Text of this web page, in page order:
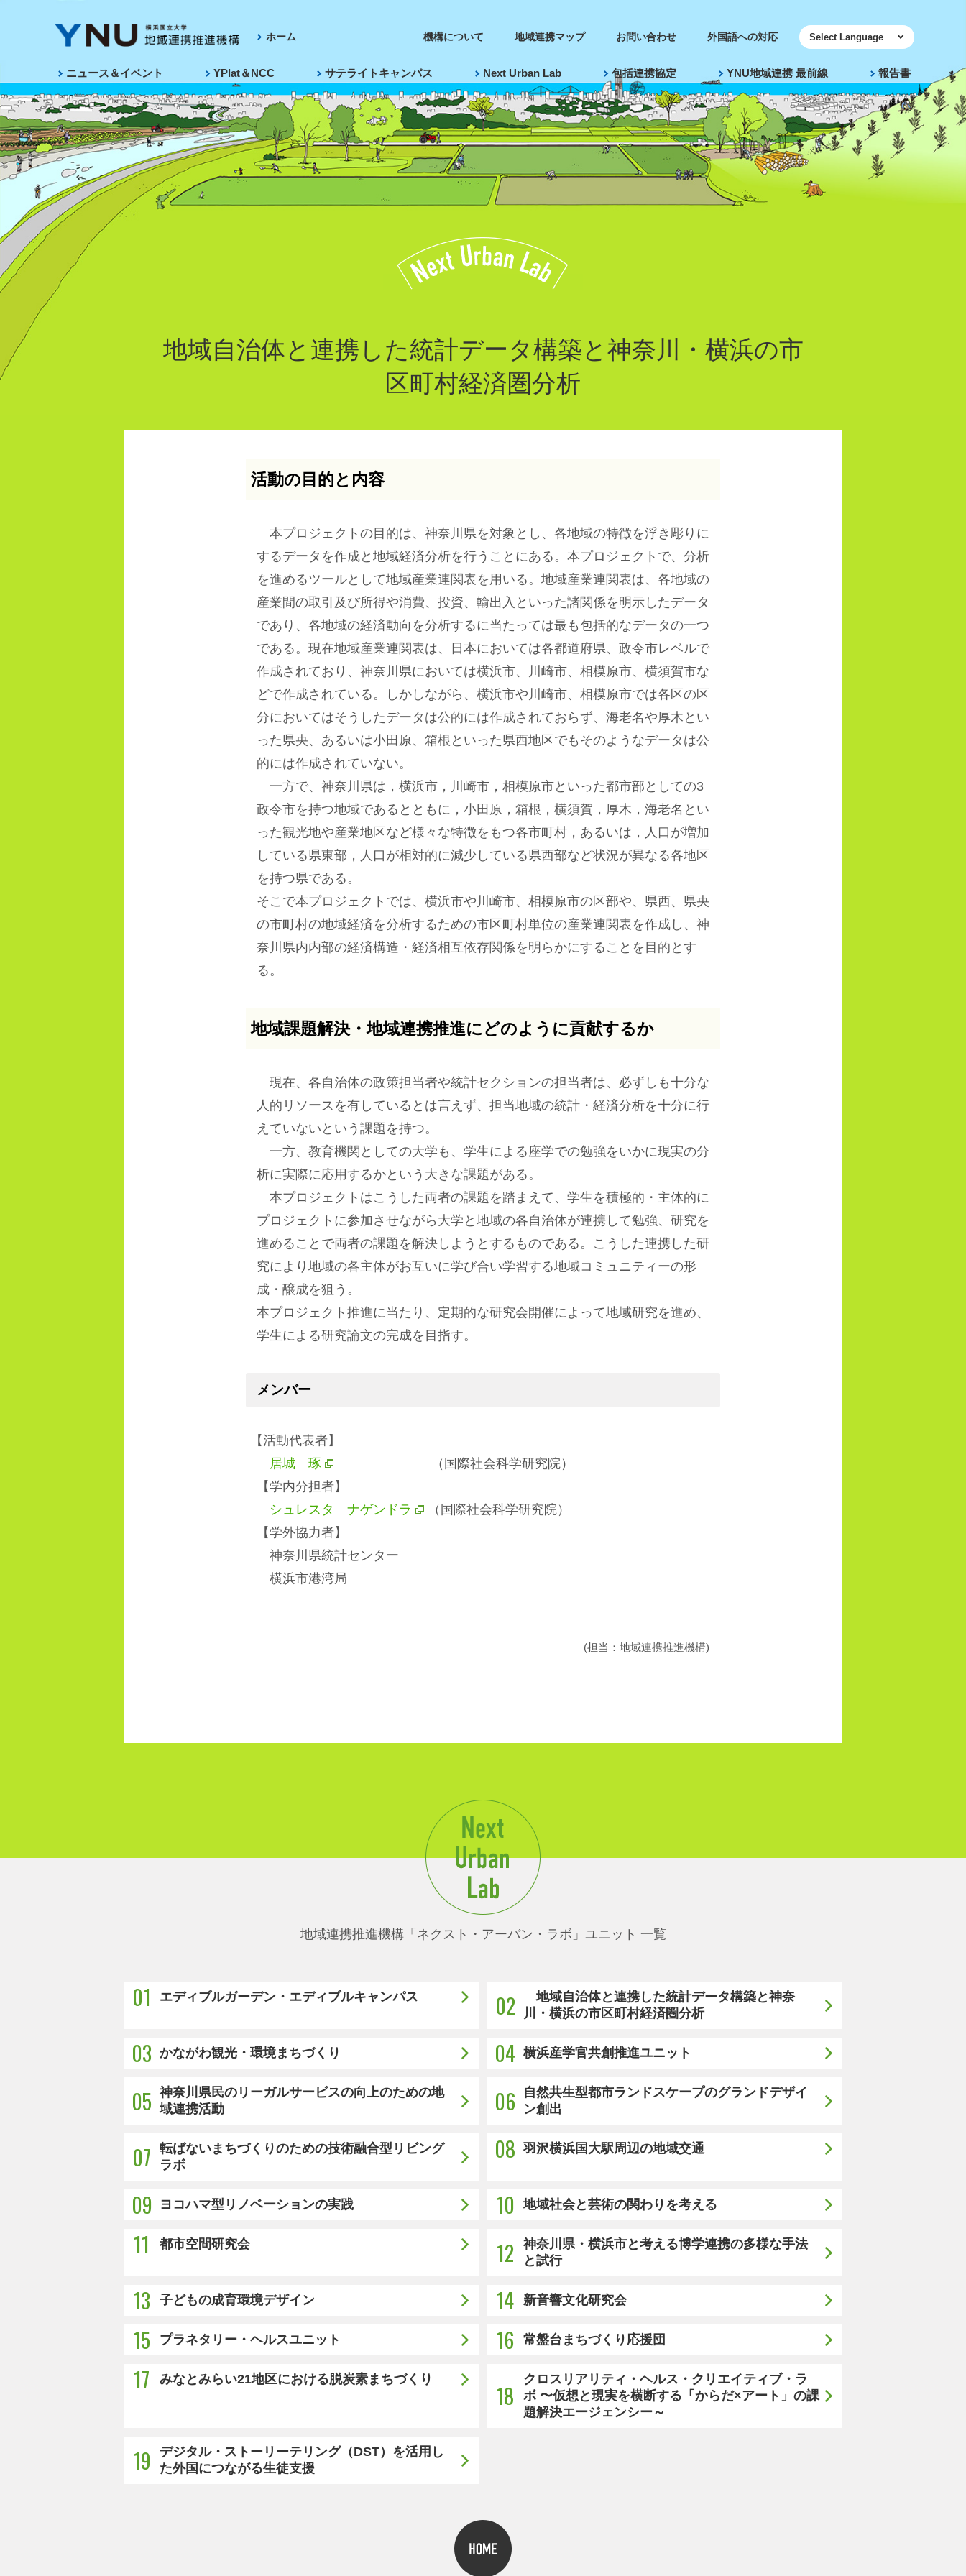
ニュース＆イベント YPlat＆NCC サテライトキャンパス Next Urban Lab 包括連携協定 YNU地域連携 最前線 報告書
ホーム 機構について 地域連携マップ お問い合わせ 外国語への対応
地域自治体と連携した統計データ構築と神奈川・横浜の市
区町村経済圏分析
活動の目的と内容
本プロジェクトの目的は、神奈川県を対象とし、各地域の特徴を浮き彫りに
するデータを作成と地域経済分析を行うことにある。本プロジェクトで、分析
を進めるツールとして地域産業連関表を用いる。地域産業連関表は、各地域の
産業間の取引及び所得や消費、投資、輸出入といった諸関係を明示したデータ
であり、各地域の経済動向を分析するに当たっては最も包括的なデータの一つ
である。現在地域産業連関表は、日本においては各都道府県、政令市レベルで
作成されており、神奈川県においては横浜市、川崎市、相模原市、横須賀市な
どで作成されている。しかしながら、横浜市や川崎市、相模原市では各区の区
分においてはそうしたデータは公的には作成されておらず、海老名や厚木とい
った県央、あるいは小田原、箱根といった県西地区でもそのようなデータは公
的には作成されていない。
一方で、神奈川県は，横浜市，川崎市，相模原市といった都市部としての3
政令市を持つ地域であるとともに，小田原，箱根，横須賀，厚木，海老名とい
った観光地や産業地区など様々な特徴をもつ各市町村，あるいは，人口が増加
している県東部，人口が相対的に減少している県西部など状況が異なる各地区
を持つ県である。
そこで本プロジェクトでは、横浜市や川崎市、相模原市の区部や、県西、県央
の市町村の地域経済を分析するための市区町村単位の産業連関表を作成し、神
奈川県内内部の経済構造・経済相互依存関係を明らかにすることを目的とす
る。
地域課題解決・地域連携推進にどのように貢献するか
現在、各自治体の政策担当者や統計セクションの担当者は、必ずしも十分な
人的リソースを有しているとは言えず、担当地域の統計・経済分析を十分に行
えていないという課題を持つ。
一方、教育機関としての大学も、学生による座学での勉強をいかに現実の分
析に実際に応用するかという大きな課題がある。
本プロジェクトはこうした両者の課題を踏まえて、学生を積極的・主体的に
プロジェクトに参加させながら大学と地域の各自治体が連携して勉強、研究を
進めることで両者の課題を解決しようとするものである。こうした連携した研
究により地域の各主体がお互いに学び合い学習する地域コミュニティーの形
成・醸成を狙う。
本プロジェクト推進に当たり、定期的な研究会開催によって地域研究を進め、
学生による研究論文の完成を目指す。
メンバー
【活動代表者】
居城 琢
（国際社会科学研究院）
【学内分担者】
シュレスタ ナゲンドラ
（国際社会科学研究院）
【学外協力者】
神奈川県統計センター
横浜市港湾局
(担当：地域連携推進機構)
地域連携推進機構「ネクスト・アーバン・ラボ」ユニット 一覧
01 エディブルガーデン・エディブルキャンパス 02
地域自治体と連携した統計データ構築と神奈
川・横浜の市区町村経済圏分析
03 かながわ観光・環境まちづくり 04 横浜産学官共創推進ユニット
05 神奈川県民のリーガルサービスの向上のための地
域連携活動
06
自然共生型都市ランドスケープのグランドデザイ
ン創出
07
転ばないまちづくりのための技術融合型リビング
ラボ
08 羽沢横浜国大駅周辺の地域交通
09 ヨコハマ型リノベーションの実践 10 地域社会と芸術の関わりを考える
11 都市空間研究会 12
神奈川県・横浜市と考える博学連携の多様な手法
と試行
13 子どもの成育環境デザイン 14 新音響文化研究会
15 プラネタリー・ヘルスユニット 16 常盤台まちづくり応援団
17 みなとみらい21地区における脱炭素まちづくり
18
クロスリアリティ・ヘルス・クリエイティブ・ラ
ボ 〜仮想と現実を横断する「からだ×アート」の課
題解決エージェンシー～
19
デジタル・ストーリーテリング（DST）を活用し
た外国につながる生徒支援